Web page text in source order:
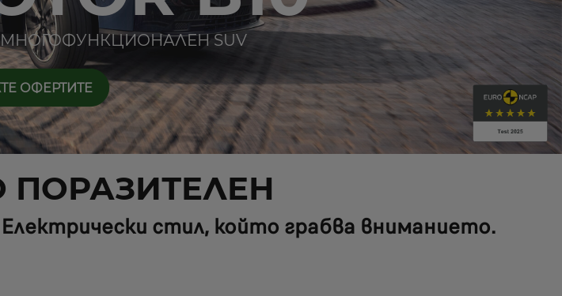
SUV
ОФЕРТИТЕ
ПОРАЗИТЕЛЕН
стил, който грабва вниманието.